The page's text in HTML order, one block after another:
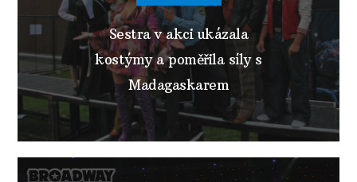
Sestra v akci ukázala
kostýmy a poměřila síly s
Madagaskarem